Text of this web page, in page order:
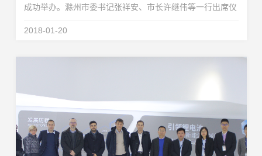
成功举办。滁州市委书记张祥安、市长许继伟等一行出席仪
会等100多位嘉宾参加了此次活动。星恒电源成立15...
2018-01-20